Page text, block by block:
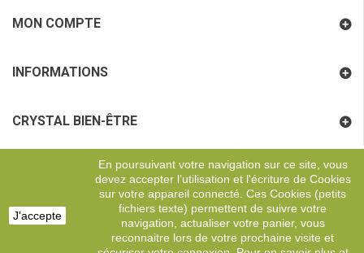
J'accepte
En poursuivant votre navigation sur ce site, vous
devez accepter l’utilisation et l'écriture de Cookies
sur votre appareil connecté. Ces Cookies (petits
fichiers texte) permettent de suivre votre
navigation, actualiser votre panier, vous
reconnaitre lors de votre prochaine visite et
MON COMPTE
INFORMATIONS
CRYSTAL BIEN-ÊTRE
COORDONNÉES
Copyright Digital Effervescence